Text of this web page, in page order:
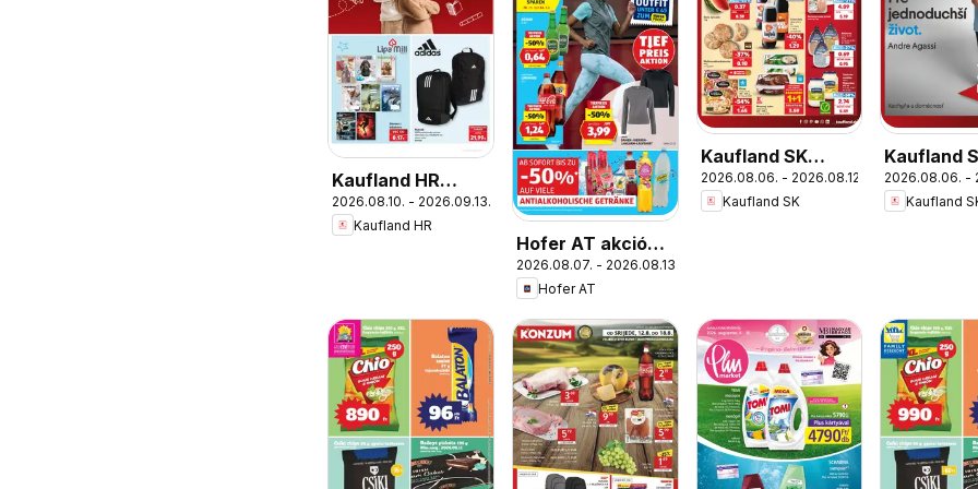
Kaufland HR
akciós újság
2026.08.10. - 2026.09.13.
Kaufland HR
Hofer AT akciós
újság
2026.08.07. - 2026.08.13.
Hofer AT
Kaufland SK
akciós újság
2026.08.06. - 2026.08.12.
Kaufland SK
Kaufland
Nonfood
újság
2026.08.06. -
Kaufland